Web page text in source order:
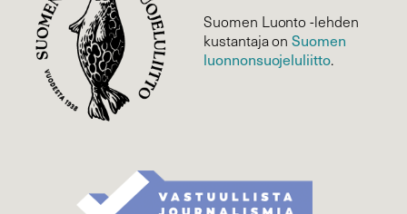
Suomen Luonto -lehden
kustantaja onSuomen
luonnonsuojelu­liitto.